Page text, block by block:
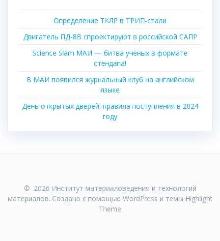
Определение ТКЛР в ТРИП-стали
Двигатель ПД-8В спроектируют в российской САПР
Science Slam МАИ — битва учёных в формате
стендапа!
В МАИ появился журнальный клуб на английском
языке
День открытых дверей: правила поступления в 2024
году
© 2026 Институт материаловедения и технологий
материалов. Создано с помощью WordPress и темы Highlight
Theme